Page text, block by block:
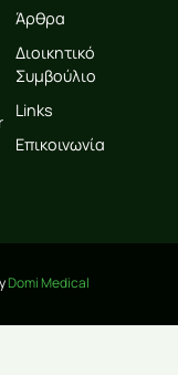
Άρθρα
Διοικητικό
Συμβούλιο
Links
Επικοινωνία
Domi Medical